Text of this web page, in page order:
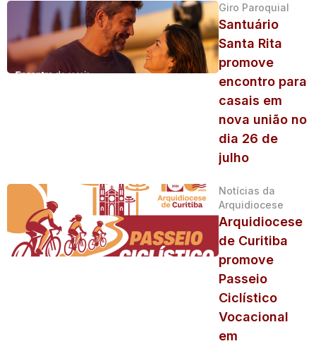
Giro Paroquial
Santuário
Santa Rita
promove
encontro para
casais em
nova união no
dia 26 de
julho
Notícias da
Arquidiocese
Arquidiocese
de Curitiba
promove
Passeio
Ciclístico
Vocacional
em